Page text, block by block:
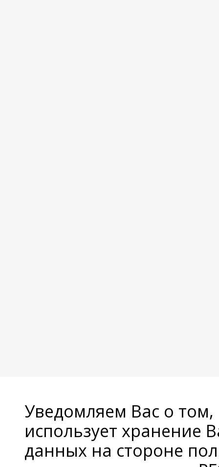
Уведомляем Вас о
использует хранение
данных на стороне